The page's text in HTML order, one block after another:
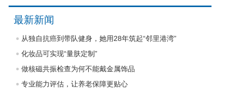
最新新闻
从独自抗癌到带队健身，她用28年筑起“邻里港湾”
化妆品可实现“量肤定制”
做核磁共振检查为何不能戴金属饰品
专业能力评估，让养老保障更贴心